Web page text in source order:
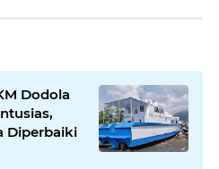
Dodola
Diperbaiki